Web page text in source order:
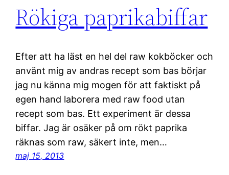
Rökiga paprikabiffar
Efter att ha läst en hel del raw kokböcker och
använt mig av andras recept som bas börjar
jag nu känna mig mogen för att faktiskt på
egen hand laborera med raw food utan
recept som bas. Ett experiment är dessa
biffar. Jag är osäker på om rökt paprika
räknas som raw, säkert inte, men…
maj 15, 2013